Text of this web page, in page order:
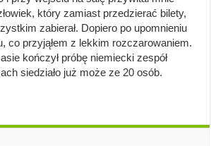
który zamiast przedzierać bilety,
zabierał. Dopiero po upomnieniu
co przyjąłem z lekkim rozczarowaniem.
kończył próbę niemiecki zespół
siedziało już może ze 20 osób.